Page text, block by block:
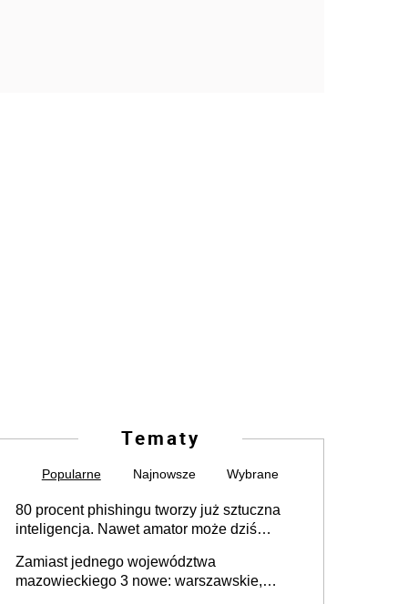
Tematy
Popularne Najnowsze Wybrane
80 procent phishingu tworzy już sztuczna
inteligencja. Nawet amator może dziś
Zamiast jednego województwa
mazowieckiego 3 nowe: warszawskie,